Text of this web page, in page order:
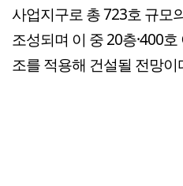
사업지구로 총 723호 규모
조성되며 이 중 20층·400
조를 적용해 건설될 전망이